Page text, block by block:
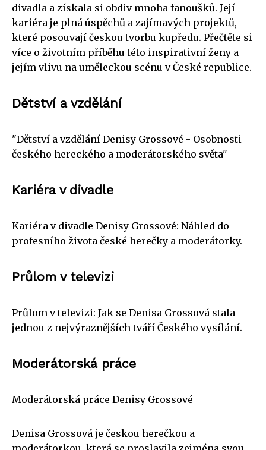
divadla a získala si obdiv mnoha fanoušků. Její
kariéra je plná úspěchů a zajímavých projektů,
které posouvají českou tvorbu kupředu. Přečtěte si
více o životním příběhu této inspirativní ženy a
jejím vlivu na uměleckou scénu v České republice.
Dětství a vzdělání
"Dětství a vzdělání Denisy Grossové - Osobnosti
českého hereckého a moderátorského světa"
Kariéra v divadle
Kariéra v divadle Denisy Grossové: Náhled do
profesního života české herečky a moderátorky.
Průlom v televizi
Průlom v televizi: Jak se Denisa Grossová stala
jednou z nejvýraznějších tváří Českého vysílání.
Moderátorská práce
Moderátorská práce Denisy Grossové
Denisa Grossová je českou herečkou a